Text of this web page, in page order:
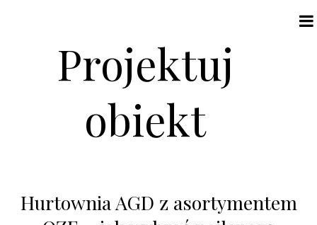
Projektuj
obiekt
Hurtownia AGD z asortymentem